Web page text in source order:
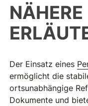
NÄHERE
Der Einsatz eines
ermöglicht die
ortsunabhängige
Dokumente und